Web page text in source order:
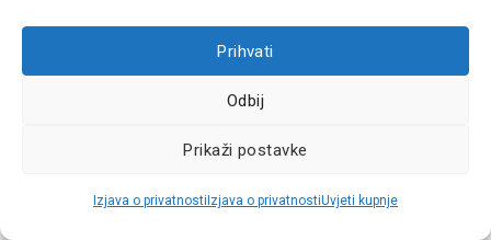
Prihvati
Odbij
Prikaži postavke
Izjava o privatnosti Izjava o privatnostiUvjeti kupnje